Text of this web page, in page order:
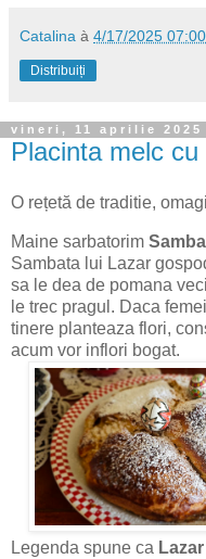
Catalina à 4/17/2025
Distribuiți
vineri, 11 aprilie 2025
Placinta melc cu
O rețetă de traditie,
Maine sarbatorim
Sambata lui Lazar
sa le dea de pomana
le trec pragul. Daca
tinere planteaza flori,
acum vor inflori bogat.
Legenda spune ca Lazar